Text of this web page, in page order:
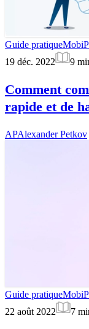
Guide pratique
19 déc. 2022
9
Comment
rapide et de
APAlexander Petkov
Guide pratique
22 août 2022
7